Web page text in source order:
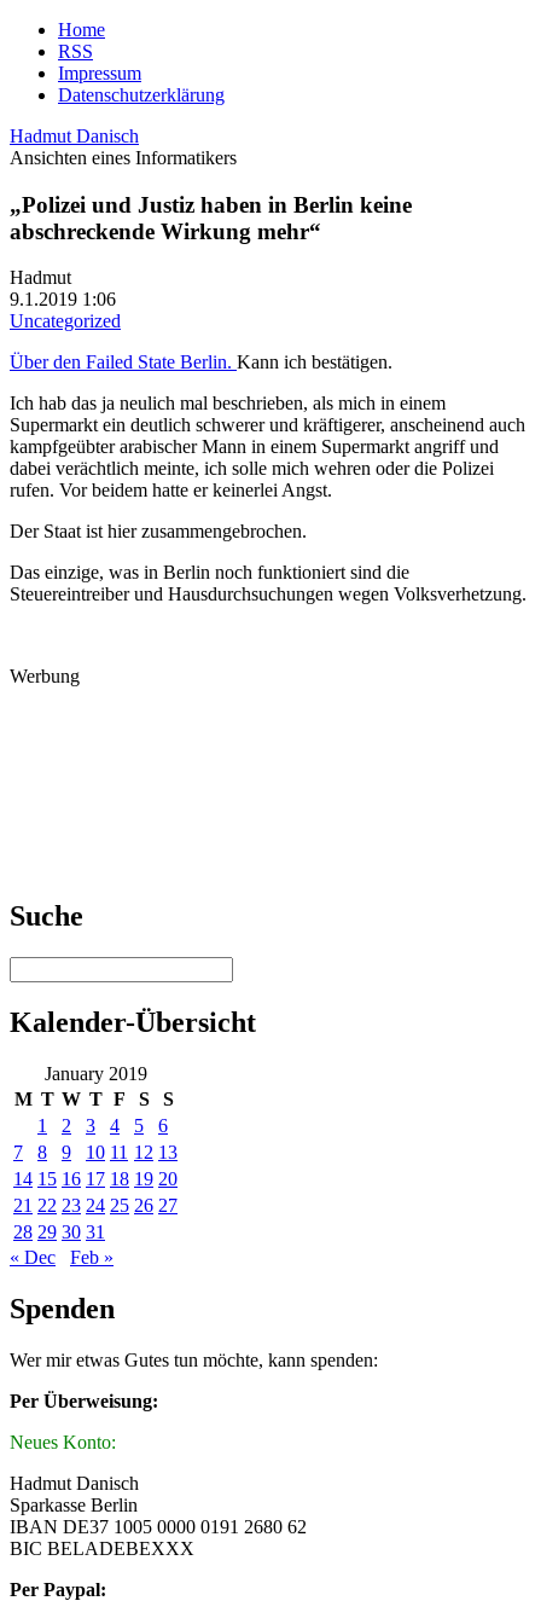
Home
RSS
Impressum
Datenschutzerklärung
Hadmut Danisch
Ansichten eines Informatikers
„Polizei und Justiz haben in Berlin keine
abschreckende Wirkung mehr“
Hadmut
9.1.2019 1:06
Uncategorized
Über den Failed State Berlin. Kann ich bestätigen.
Ich hab das ja neulich mal beschrieben, als mich in einem
Supermarkt ein deutlich schwerer und kräftigerer, anscheinend auch
kampfgeübter arabischer Mann in einem Supermarkt angriff und
dabei verächtlich meinte, ich solle mich wehren oder die Polizei
rufen. Vor beidem hatte er keinerlei Angst.
Der Staat ist hier zusammengebrochen.
Das einzige, was in Berlin noch funktioniert sind die
Steuereintreiber und Hausdurchsuchungen wegen Volksverhetzung.
Werbung
Suche
Kalender-Übersicht
January 2019
M T W T F S
S
1
2 3 4 5
6
7
8 9 10 11 12 13
14 15 16 17 18 19 20
21 22 23 24 25 26 27
28 29 30 31
« Dec
Feb »
Spenden
Wer mir etwas Gutes tun möchte, kann spenden:
Per Überweisung:
Neues Konto:
Hadmut Danisch
Sparkasse Berlin
IBAN DE37 1005 0000 0191 2680 62
BIC BELADEBEXXX
Per Paypal: